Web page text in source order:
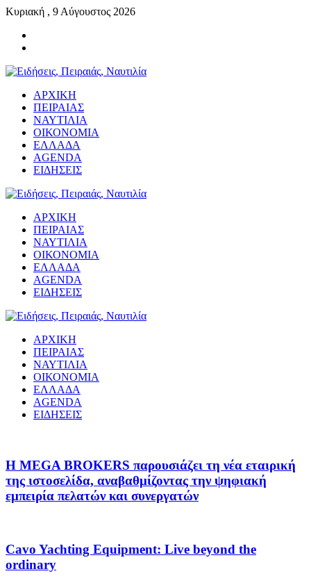
Κυριακή , 9 Αύγουστος 2026
ΑΡΧΙΚΗ
ΠΕΙΡΑΙΑΣ
ΝΑΥΤΙΛΙΑ
ΟΙΚΟΝΟΜΙΑ
ΕΛΛΑΔΑ
AGENDA
ΕΙΔΗΣΕΙΣ
ΑΡΧΙΚΗ
ΠΕΙΡΑΙΑΣ
ΝΑΥΤΙΛΙΑ
ΟΙΚΟΝΟΜΙΑ
ΕΛΛΑΔΑ
AGENDA
ΕΙΔΗΣΕΙΣ
ΑΡΧΙΚΗ
ΠΕΙΡΑΙΑΣ
ΝΑΥΤΙΛΙΑ
ΟΙΚΟΝΟΜΙΑ
ΕΛΛΑΔΑ
AGENDA
ΕΙΔΗΣΕΙΣ
Η MEGA BROKERS παρουσιάζει τη νέα εταιρική
της ιστοσελίδα, αναβαθμίζοντας την ψηφιακή
εμπειρία πελατών και συνεργατών
Cavo Yachting Equipment: Live beyond the
ordinary